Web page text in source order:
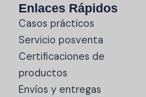
Enlaces Rápidos
Casos prácticos
Servicio posventa
Certificaciones de
productos
Envíos y entregas